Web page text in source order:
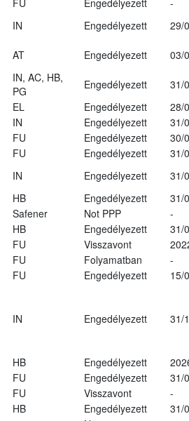
FU Engedélyezett
-
IN Engedélyezett
29/
AT Engedélyezett
03/
IN, AC, HB,
PG
Engedélyezett
31/
EL Engedélyezett
28/
IN Engedélyezett
31/
FU Engedélyezett
30/
FU Engedélyezett
31/
IN Engedélyezett
31/
HB Engedélyezett
31/
Safener Not PPP
-
HB Engedélyezett
31/
FU Visszavont
FU Folyamatban
-
FU Engedélyezett
15/
IN Engedélyezett 31/
HB Engedélyezett
FU Engedélyezett
31/
FU Visszavont
-
HB Engedélyezett
31/